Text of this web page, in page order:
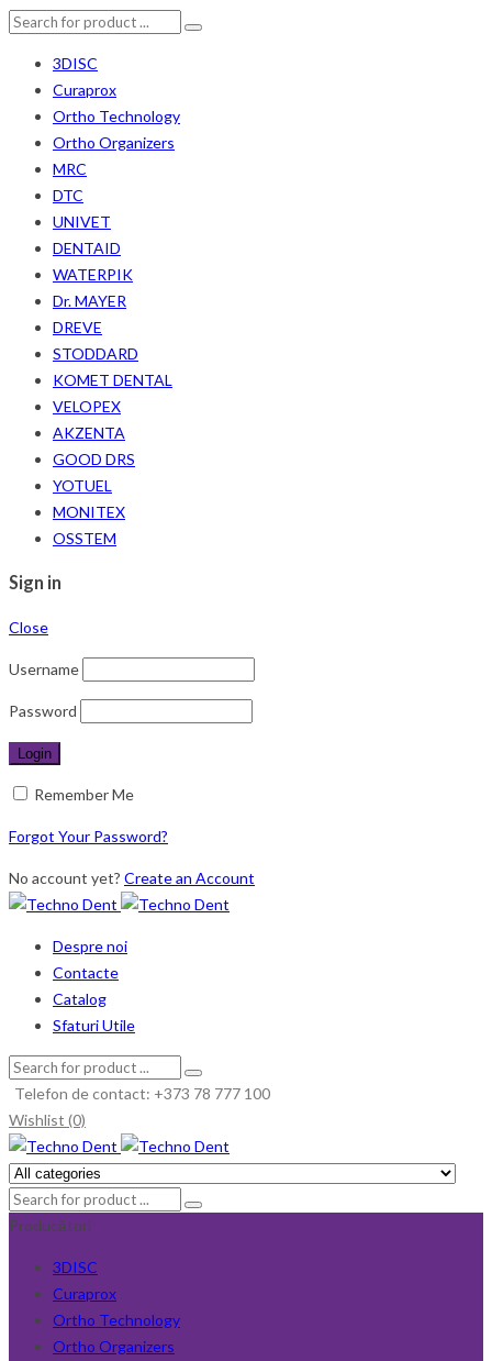
3DISC
Curaprox
Ortho Technology
Ortho Organizers
MRC
DTC
UNIVET
DENTAID
WATERPIK
Dr. MAYER
DREVE
STODDARD
KOMET DENTAL
VELOPEX
AKZENTA
GOOD DRS
YOTUEL
MONITEX
OSSTEM
Sign in
Close
Username
Password
Remember Me
Forgot Your Password?
No account yet? Create an Account
Despre noi
Contacte
Catalog
Sfaturi Utile
Telefon de contact: +373 78 777 100
Wishlist (0)
Producători
3DISC
Curaprox
Ortho Technology
Ortho Organizers